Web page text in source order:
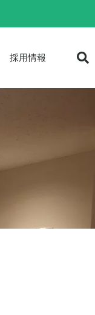
採用情報